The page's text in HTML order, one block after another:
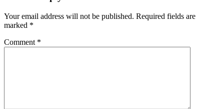
Your email address will not be published. Required fields are
marked *
Comment *